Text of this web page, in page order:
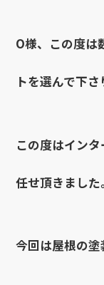
O様、この度は
トを選んで下
この度はイン
任せ頂きました
今回は屋根の塗